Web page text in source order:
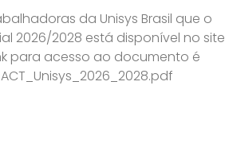
da Unisys Brasil que o
2026/2028 está disponível no site
para acesso ao documento é